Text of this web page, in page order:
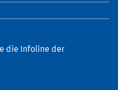
die Infoline der